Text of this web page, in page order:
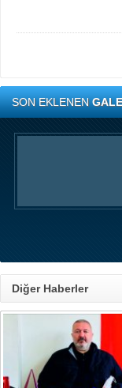
SON EKLENEN
Diğer Haberler